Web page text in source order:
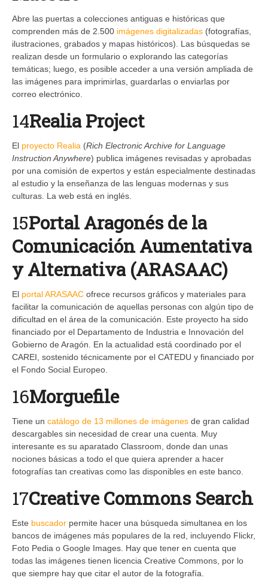
Abre las puertas a colecciones antiguas e históricas que
comprenden más de 2.500 imágenes digitalizadas (fotografías,
ilustraciones, grabados y mapas históricos). Las búsquedas se
realizan desde un formulario o explorando las categorías
temáticas; luego, es posible acceder a una versión ampliada de
las imágenes para imprimirlas, guardarlas o enviarlas por
correo electrónico.
14Realia Project
El proyecto Realia (Rich Electronic Archive for Language
Instruction Anywhere) publica imágenes revisadas y aprobadas
por una comisión de expertos y están especialmente destinadas
al estudio y la enseñanza de las lenguas modernas y sus
culturas. La web está en inglés.
15Portal Aragonés de la
Comunicación Aumentativa
y Alternativa (ARASAAC)
El portal ARASAAC ofrece recursos gráficos y materiales para
facilitar la comunicación de aquellas personas con algún tipo de
dificultad en el área de la comunicación. Este proyecto ha sido
financiado por el Departamento de Industria e Innovación del
Gobierno de Aragón. En la actualidad está coordinado por el
CAREI, sostenido técnicamente por el CATEDU y financiado por
el Fondo Social Europeo.
16Morguefile
Tiene un catálogo de 13 millones de imágenes de gran calidad
descargables sin necesidad de crear una cuenta. Muy
interesante es su aparatado Classroom, donde dan unas
nociones básicas a todo el que quiera aprender a hacer
fotografías tan creativas como las disponibles en este banco.
17Creative Commons Search
Este buscador permite hacer una búsqueda simultanea en los
bancos de imágenes más populares de la red, incluyendo Flickr,
Foto Pedia o Google Images. Hay que tener en cuenta que
todas las imágenes tienen licencia Creative Commons, por lo
que siempre hay que citar el autor de la fotografía.